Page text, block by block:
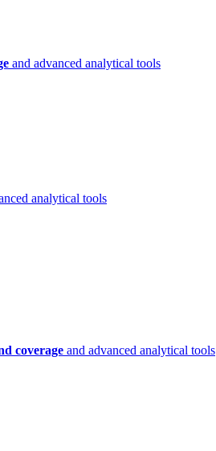
and advanced analytical tools
analytical tools
coverage and advanced analytical tools